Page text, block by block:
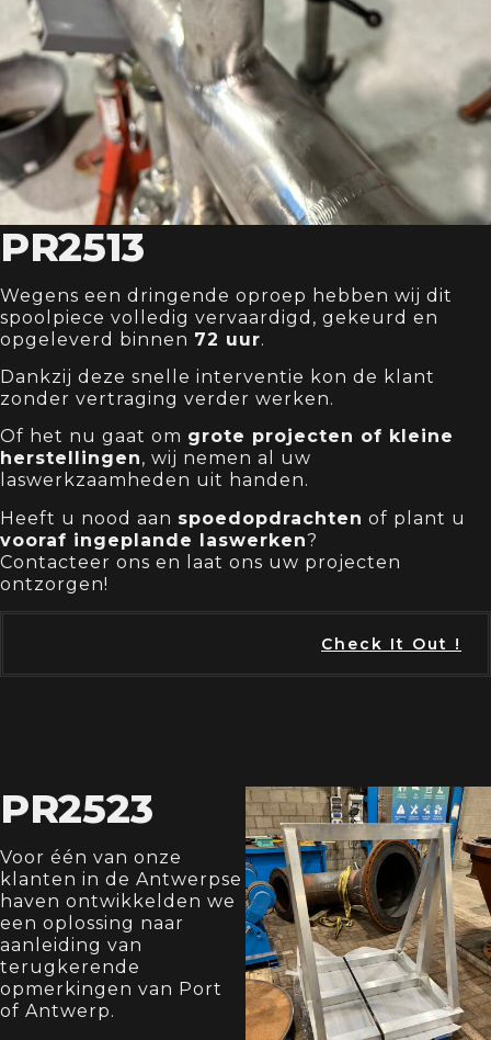
PR2513
Wegens een dringende oproep hebben wij dit
spoolpiece volledig vervaardigd, gekeurd en
opgeleverd binnen 72 uur.
Dankzij deze snelle interventie kon de klant
zonder vertraging verder werken.
Of het nu gaat om grote projecten of kleine
herstellingen, wij nemen al uw
laswerkzaamheden uit handen.
Heeft u nood aan spoedopdrachten of plant u
vooraf ingeplande laswerken?
Contacteer ons en laat ons uw projecten
ontzorgen!
Check It Out !
PR2523
Voor één van onze
klanten in de Antwerpse
haven ontwikkelden we
een oplossing naar
aanleiding van
terugkerende
opmerkingen van Port
of Antwerp.